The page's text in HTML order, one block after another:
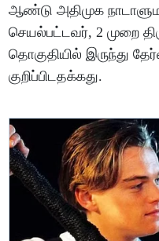
ஆண்டு அதிமுக
செயல்பட்டவர், 2 முறை
தொகுதியில் இருந்து
குறிப்பிடதக்கது.